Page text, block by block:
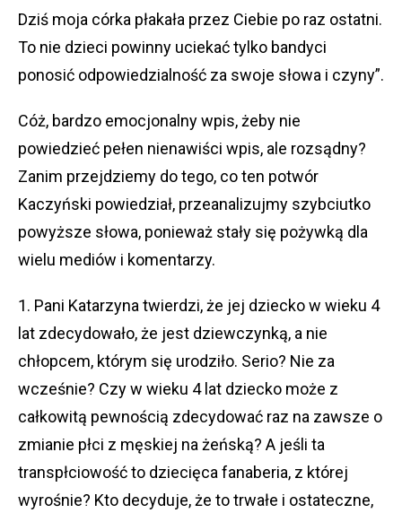
Dziś moja córka płakała przez Ciebie po raz ostatni.
To nie dzieci powinny uciekać tylko bandyci
ponosić odpowiedzialność za swoje słowa i czyny”.
Cóż, bardzo emocjonalny wpis, żeby nie
powiedzieć pełen nienawiści wpis, ale rozsądny?
Zanim przejdziemy do tego, co ten potwór
Kaczyński powiedział, przeanalizujmy szybciutko
powyższe słowa, ponieważ stały się pożywką dla
wielu mediów i komentarzy.
1. Pani Katarzyna twierdzi, że jej dziecko w wieku 4
lat zdecydowało, że jest dziewczynką, a nie
chłopcem, którym się urodziło. Serio? Nie za
wcześnie? Czy w wieku 4 lat dziecko może z
całkowitą pewnością zdecydować raz na zawsze o
zmianie płci z męskiej na żeńską? A jeśli ta
transpłciowość to dziecięca fanaberia, z której
wyrośnie? Kto decyduje, że to trwałe i ostateczne,